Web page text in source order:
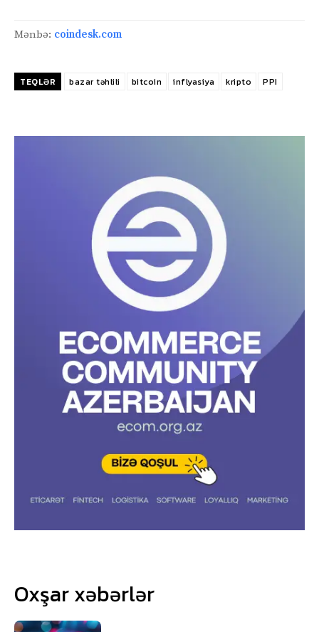
Mənbə: coindesk.com
TEQLƏR bazar təhlili bitcoin inflyasiya kripto PPI
Oxşar xəbərlər